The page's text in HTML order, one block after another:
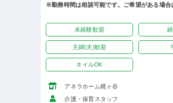
※勤務時間は相談可能です。ご希望がある場合
未経験歓迎
主婦(夫)歓迎
ネイルOK
アネラホーム梶ヶ谷
介護・保育スタッフ